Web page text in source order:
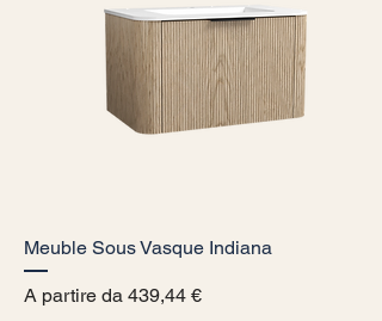
Meuble Sous Vasque Indiana
A partire da 439,44 €
Prezzo scontato